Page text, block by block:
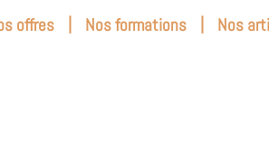
offres | Nos formations | Nos